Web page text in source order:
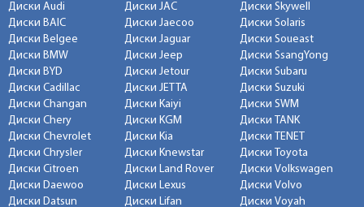
Диски Audi
Диски BAIC
Диски Belgee
Диски BMW
Диски BYD
Диски Cadillac
Диски Changan
Диски Chery
Диски Chevrolet
Диски Chrysler
Диски Citroen
Диски Daewoo
Диски Datsun
Диски JAC
Диски Jaecoo
Диски Jaguar
Диски Jeep
Диски Jetour
Диски JETTA
Диски Kaiyi
Диски KGM
Диски Kia
Диски Knewstar
Диски Land Rover
Диски Lexus
Диски Lifan
Диски Skywell
Диски Solaris
Диски Soueast
Диски SsangYong
Диски Subaru
Диски Suzuki
Диски SWM
Диски TANK
Диски TENET
Диски Toyota
Диски Volkswagen
Диски Volvo
Диски Voyah